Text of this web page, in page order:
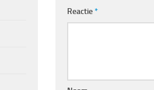
Reactie*